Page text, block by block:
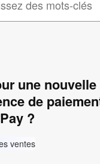
une nouvelle
de
?
ventes